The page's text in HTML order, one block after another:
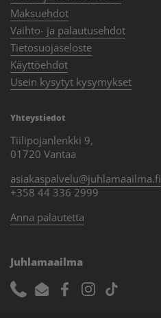
Maksuehdot
Vaihto- ja palautusehdot
Tietosuojaseloste
Käyttöehdot
Usein kysytyt kysymykset
Yhteystiedot
Tiilipojanlenkki 9,
01720 Vantaa
asiakaspalvelu@juhlamaailma.fi
+358 44 336 2999
Anna palautetta
Juhlamaailma
PhoneEmailFacebook
Instagram
TikTok